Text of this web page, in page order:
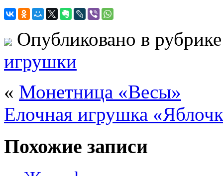
Опубликовано в
игрушки
« Монетница «Весы»
Елочная игрушка
Похожие записи